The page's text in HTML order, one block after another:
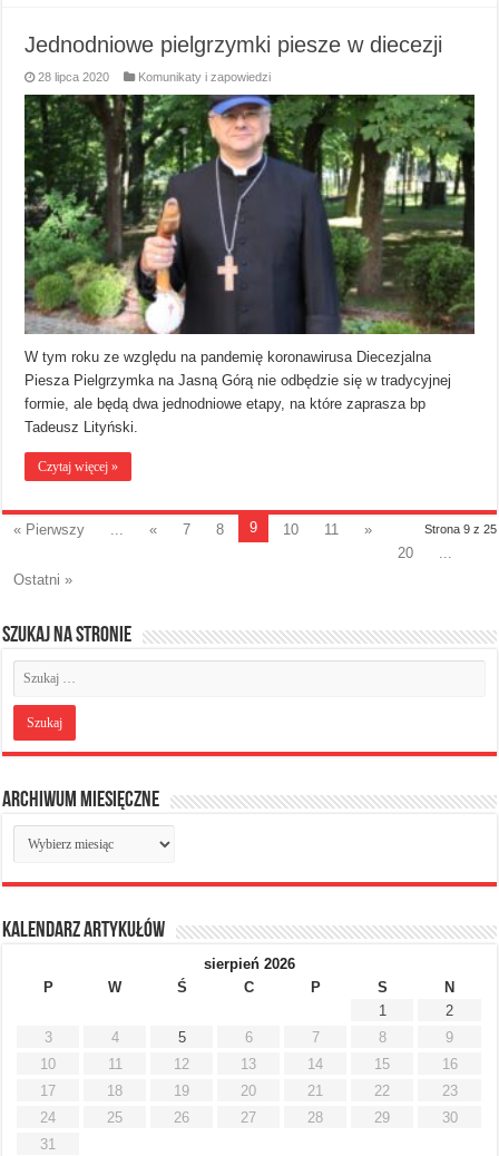
Jednodniowe pielgrzymki piesze w diecezji
28 lipca 2020 Komunikaty i zapowiedzi
W tym roku ze względu na pandemię koronawirusa Diecezjalna
Piesza Pielgrzymka na Jasną Górą nie odbędzie się w tradycyjnej
formie, ale będą dwa jednodniowe etapy, na które zaprasza bp
Tadeusz Lityński.
Czytaj więcej »
Strona 9 z 25
« Pierwszy « 7 8 9 10 11
»
20
Ostatni »
Szukaj na stronie
Archiwum miesięczne
Archiwum
miesięczne
Kalendarz artykułów
sierpień 2026
P
W Ś C P S
N
1
2
3
4 5 6 7 8
9
10
11 12 13 14 15
16
17
18 19 20 21 22
23
24
25 26 27 28 29
30
31